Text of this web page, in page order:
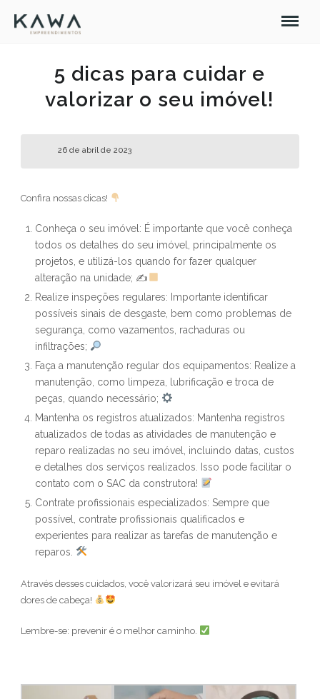
5 dicas para cuidar e
valorizar o seu imóvel!
26 de abril de 2023
Confira nossas dicas!
Conheça o seu imóvel: É importante que você conheça
todos os detalhes do seu imóvel, principalmente os
projetos, e utilizá-los quando for fazer qualquer
alteração na unidade; ✍
Realize inspeções regulares: Importante identificar
possíveis sinais de desgaste, bem como problemas de
segurança, como vazamentos, rachaduras ou
infiltrações;
Faça a manutenção regular dos equipamentos: Realize a
manutenção, como limpeza, lubrificação e troca de
peças, quando necessário;
Mantenha os registros atualizados: Mantenha registros
atualizados de todas as atividades de manutenção e
reparo realizadas no seu imóvel, incluindo datas, custos
e detalhes dos serviços realizados. Isso pode facilitar o
contato com o SAC da construtora!
Contrate profissionais especializados: Sempre que
possível, contrate profissionais qualificados e
experientes para realizar as tarefas de manutenção e
reparos.
Através desses cuidados, você valorizará seu imóvel e evitará
dores de cabeça!
Lembre-se: prevenir é o melhor caminho.